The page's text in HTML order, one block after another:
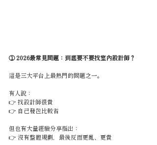
① 2026最常見問題：到底要不要找室內設計師？
這是三大平台上最熱門的問題之一。
有人說：
👉 找設計師很貴
👉 自己發包比較省
但也有大量經驗分享指出：
👉 沒有整體規劃，最後反而更亂、更貴